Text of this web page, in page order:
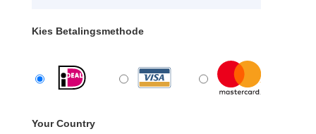
Kies Betalingsmethode
Your Country